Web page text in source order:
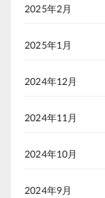
2025年2月
2025年1月
2024年12月
2024年11月
2024年10月
2024年9月